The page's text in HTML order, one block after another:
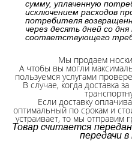
сумму, уплаченную
исключением расходов
потребителя
через десять дней со
соответствующего
Мы продаем
А чтобы вы могли
пользуемся услугами
В случае, когда доставка
Если доставку
оптимальный по срокам и
устраивает, то мы отправим
Товар считается
передачи